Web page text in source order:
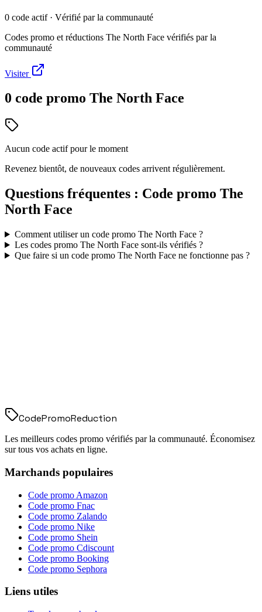
0 code actif· Vérifié par la communauté
Codes promo et réductions The North Face vérifiés par la
communauté
Visiter
0 code promo The North Face
Aucun code actif pour le moment
Revenez bientôt, de nouveaux codes arrivent régulièrement.
Questions fréquentes : Code promo The
North Face
Comment utiliser un code promo The North Face?
Les codes promo The North Facesont-ils vérifiés ?
Que faire si un code promo The North Facene fonctionne pas ?
CodePromoReduction
Les meilleurs codes promo vérifiés par la communauté. Économisez
sur tous vos achats en ligne.
Marchands populaires
Code promo Amazon
Code promo Fnac
Code promo Zalando
Code promo Nike
Code promo Shein
Code promo Cdiscount
Code promo Booking
Code promo Sephora
Liens utiles